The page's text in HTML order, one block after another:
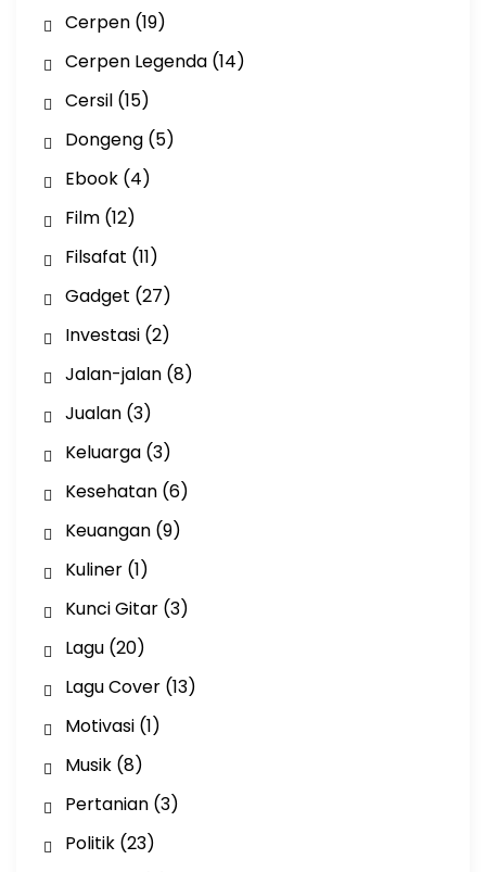
Cerpen(19)
Cerpen Legenda(14)
Cersil(15)
Dongeng(5)
Ebook(4)
Film(12)
Filsafat (11)
Gadget (27)
Investasi(2)
Jalan-jalan(8)
Jualan(3)
Keluarga(3)
Kesehatan(6)
Keuangan(9)
Kuliner(1)
Kunci Gitar(3)
Lagu(20)
Lagu Cover(13)
Motivasi(1)
Musik(8)
Pertanian(3)
Politik(23)